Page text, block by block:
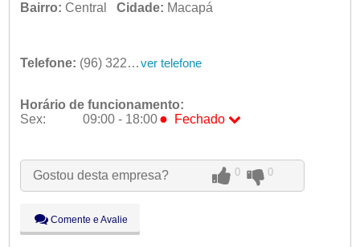
Bairro: Central Cidade: Macapá
Telefone: (96) 3223-4227 ver telefone
Horário de funcionamento:
Sex:
09:00 - 18:00 ● Fechado
Ter:
09:00 - 18:00
Qua:
09:00 - 18:00
Sex:
09:00 - 18:00
Sáb:
Fechado
Gostou desta empresa? 0 0
Comente e Avalie